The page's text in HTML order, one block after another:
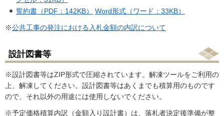
誓約書（PDF：142KB）
Word形式（ワード：33KB）
※公共工事の発注における入札金額の内訳について
設計図書等
※設計図書等はZIP形式で圧縮されています。解凍ツールをご利用の
上、解凍してください。設計図書等はあくまでも積算用のものです
ので、それ以外の用途には使用しないでください。
※予定価格積算内訳（金額入り設計書）は、落札者決定後準備が整